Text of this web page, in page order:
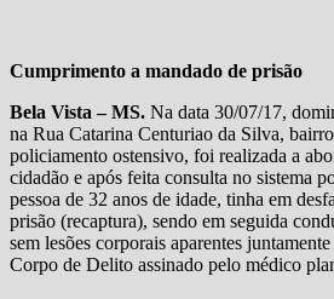
Cumprimento a mandado de prisão
Bela Vista – MS. Na data 30/07/17,
na Rua Catarina Centuriao da Silva,
policiamento ostensivo, foi realizada a
cidadão e após feita consulta no sistema
pessoa de 32 anos de idade, tinha em
prisão (recaptura), sendo em seguida
sem lesões corporais aparentes
Corpo de Delito assinado pelo médico